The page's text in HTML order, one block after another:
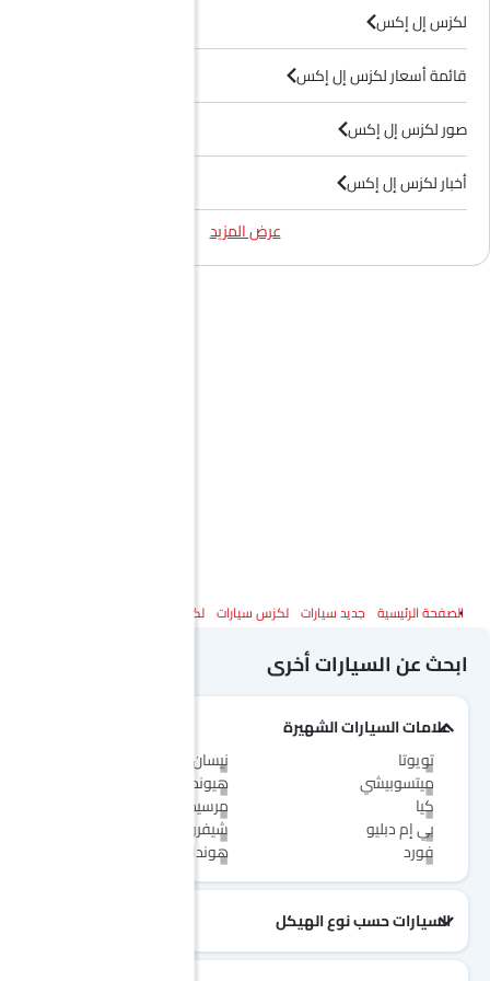
لكزس إل إكس
قائمة أسعار لكزس إل إكس
صور لكزس إل إكس
أخبار لكزس إل إكس
عرض المزيد
الصفحة الرئيسية جديد سيارات لكزس سيارات لكزس إل إكس
ابحث عن السيارات أخرى
علامات السيارات الشهيرة
تويوتا
نيسان
ميتسوبيشي
هيونداي
كيا
مرسيدس-بنز
بي إم دبليو
شيفروليه
فورد
هوندا
السيارات حسب نوع الهيكل